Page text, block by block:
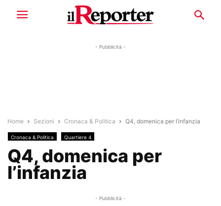
- Pubblicità -
Home Sezioni Cronaca & Politica Q4, domenica per l’infanzia
Cronaca & Politica Quartiere 4
Q4, domenica per
l’infanzia
- Pubblicità -